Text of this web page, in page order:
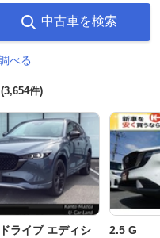
中古車を検索
べる
(3,654件)
ライブ エディシ
2.5 G